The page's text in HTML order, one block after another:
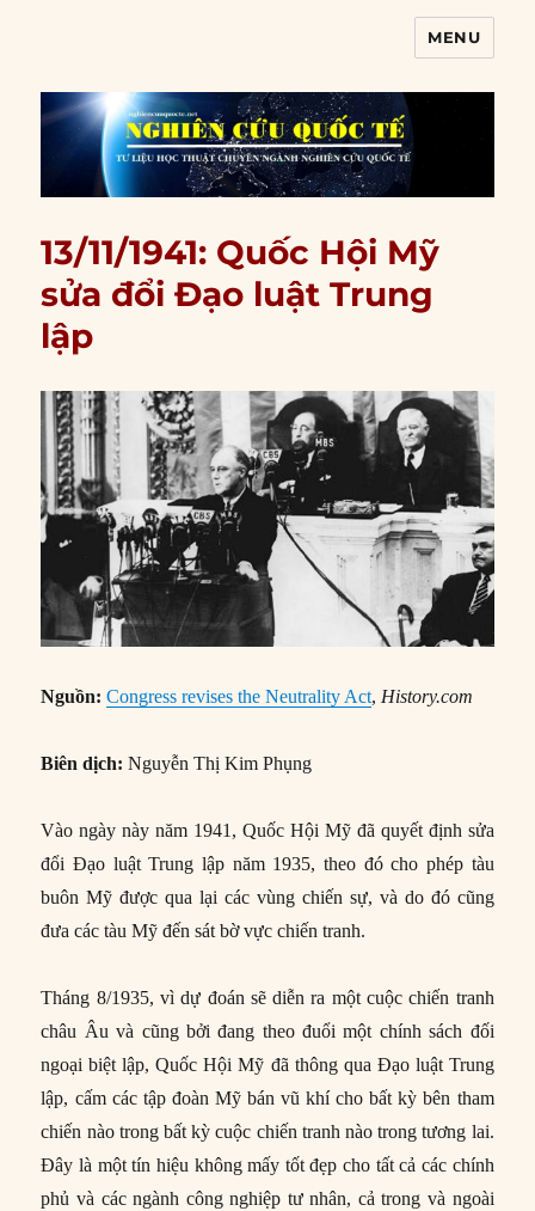
MENU
13/11/1941: Quốc Hội Mỹ
sửa đổi Đạo luật Trung
lập
Nguồn: Congress revises the Neutrality Act,History.com
Biên dịch: Nguyễn Thị Kim Phụng
Vào ngày này năm 1941, Quốc Hội Mỹ đã quyết định sửa
đổi Đạo luật Trung lập năm 1935, theo đó cho phép tàu
buôn Mỹ được qua lại các vùng chiến sự, và do đó cũng
đưa các tàu Mỹ đến sát bờ vực chiến tranh.
Tháng 8/1935, vì dự đoán sẽ diễn ra một cuộc chiến tranh
châu Âu và cũng bởi đang theo đuổi một chính sách đối
ngoại biệt lập, Quốc Hội Mỹ đã thông qua Đạo luật Trung
lập, cấm các tập đoàn Mỹ bán vũ khí cho bất kỳ bên tham
chiến nào trong bất kỳ cuộc chiến tranh nào trong tương lai.
Đây là một tín hiệu không mấy tốt đẹp cho tất cả các chính
phủ và các ngành công nghiệp tư nhân, cả trong và ngoài